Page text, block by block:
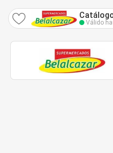
Válido